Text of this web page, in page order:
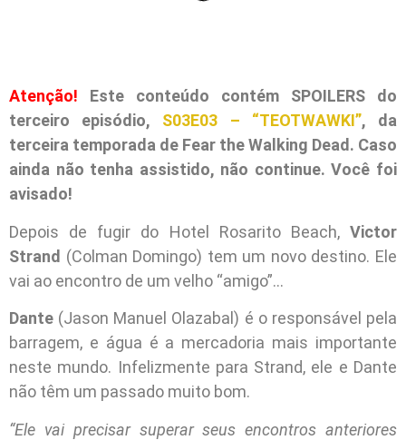
Atenção! Este conteúdo contém SPOILERS do
terceiro episódio, S03E03 – “TEOTWAWKI”, da
terceira temporada de Fear the Walking Dead. Caso
ainda não tenha assistido, não continue. Você foi
avisado!
Depois de fugir do Hotel Rosarito Beach, Victor
Strand (Colman Domingo) tem um novo destino. Ele
vai ao encontro de um velho “amigo”…
Dante (Jason Manuel Olazabal) é o responsável pela
barragem, e água é a mercadoria mais importante
neste mundo. Infelizmente para Strand, ele e Dante
não têm um passado muito bom.
“Ele vai precisar superar seus encontros anteriores